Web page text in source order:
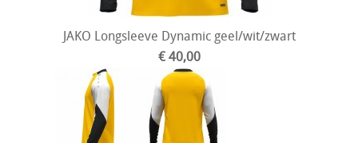
JAKO Longsleeve Dynamic geel/wit/zwart
€ 40,00